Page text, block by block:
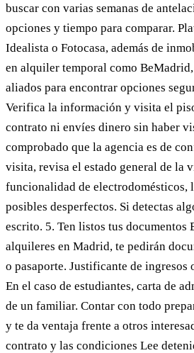
buscar con varias semanas de
opciones y tiempo para comparar.
Idealista o Fotocasa, además de
en alquiler temporal como
aliados para encontrar opciones
Verifica la información y visita el
contrato ni envíes dinero sin haber
comprobado que la agencia es de
visita, revisa el estado general de la
funcionalidad de electrodomésticos,
posibles desperfectos. Si detectas
escrito. 5. Ten listos tus documentos
alquileres en Madrid, te pedirán
o pasaporte. Justificante de ingresos
En el caso de estudiantes, carta de
de un familiar. Contar con todo
y te da ventaja frente a otros
contrato y las condiciones Lee